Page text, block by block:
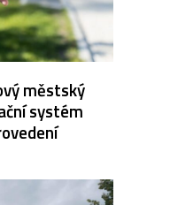
městský
systém